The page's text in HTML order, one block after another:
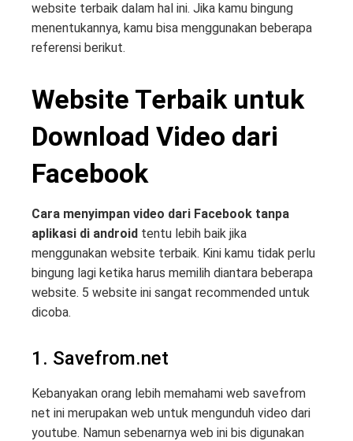
website terbaik dalam hal ini. Jika kamu bingung
menentukannya, kamu bisa menggunakan beberapa
referensi berikut.
Website Terbaik untuk
Download Video dari
Facebook
Cara menyimpan video dari Facebook tanpa
aplikasi di android tentu lebih baik jika
menggunakan website terbaik. Kini kamu tidak perlu
bingung lagi ketika harus memilih diantara beberapa
website. 5 website ini sangat recommended untuk
dicoba.
1. Savefrom.net
Kebanyakan orang lebih memahami web savefrom
net ini merupakan web untuk mengunduh video dari
youtube. Namun sebenarnya web ini bis digunakan